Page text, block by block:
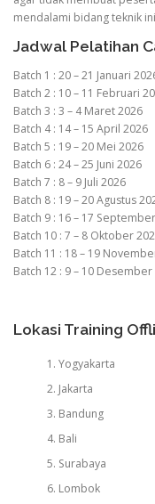
mendalami bidang teknik
Jadwal Pelatihan
Batch 1 : 20 – 21 Januari
Batch 2 : 10 – 11 Februari
Batch 3 : 3 – 4 Maret 2026
Batch 4 : 14 – 15 April 2026
Batch 5 : 19 – 20 Mei 2026
Batch 6 : 24 – 25 Juni 2026
Batch 7 : 8 – 9 Juli 2026
Batch 8 : 19 – 20 Agustus
Batch 9 : 16 – 17
Batch 10 : 7 – 8 Oktober
Batch 11 : 18 – 19
Batch 12 : 9 – 10 Desember
Lokasi Training
Yogyakarta
Jakarta
Bandung
Bali
Surabaya
Lombok